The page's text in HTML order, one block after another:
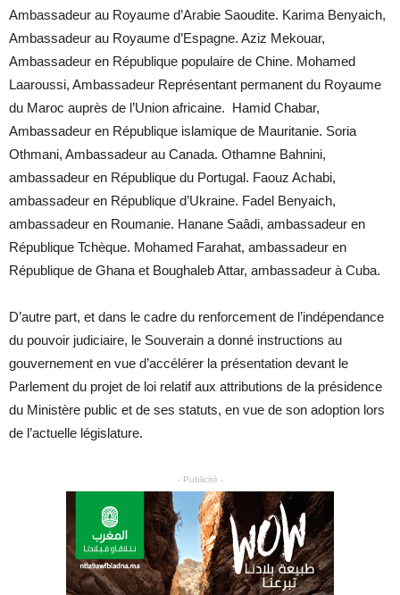
Ambassadeur au Royaume d’Arabie Saoudite. Karima Benyaich,
Ambassadeur au Royaume d’Espagne. Aziz Mekouar,
Ambassadeur en République populaire de Chine. Mohamed
Laaroussi, Ambassadeur Représentant permanent du Royaume
du Maroc auprès de l’Union africaine. Hamid Chabar,
Ambassadeur en République islamique de Mauritanie. Soria
Othmani, Ambassadeur au Canada. Othamne Bahnini,
ambassadeur en République du Portugal. Faouz Achabi,
ambassadeur en République d’Ukraine. Fadel Benyaich,
ambassadeur en Roumanie. Hanane Saâdi, ambassadeur en
République Tchèque. Mohamed Farahat, ambassadeur en
République de Ghana et Boughaleb Attar, ambassadeur à Cuba.
D’autre part, et dans le cadre du renforcement de l’indépendance
du pouvoir judiciaire, le Souverain a donné instructions au
gouvernement en vue d’accélérer la présentation devant le
Parlement du projet de loi relatif aux attributions de la présidence
du Ministère public et de ses statuts, en vue de son adoption lors
de l’actuelle législature.
- Publicité -